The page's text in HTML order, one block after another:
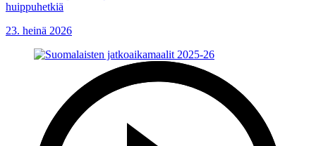
huippuhetkiä
23. heinä 2026